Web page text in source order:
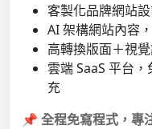
客製化品牌網站
AI 架構網站內容
高轉換版面＋視
雲端 SaaS 平台
充
📌 全程免寫程式，專